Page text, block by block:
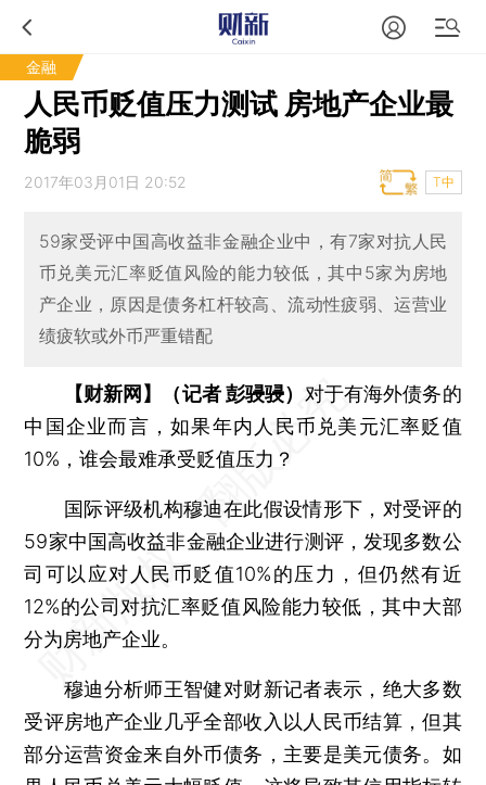
金融
人民币贬值压力测试 房地产企业最
脆弱
2017年03月01日 20:52 T中
59家受评中国高收益非金融企业中，有7家对抗人民
币兑美元汇率贬值风险的能力较低，其中5家为房地
产企业，原因是债务杠杆较高、流动性疲弱、运营业
绩疲软或外币严重错配
【财新网】（记者 彭骎骎） 对于有海外债务的
中国企业而言，如果年内人民币兑美元汇率贬值
10%，谁会最难承受贬值压力？
国际评级机构穆迪在此假设情形下，对受评的
59家中国高收益非金融企业进行测评，发现多数公
司可以应对人民币贬值10%的压力，但仍然有近
12%的公司对抗汇率贬值风险能力较低，其中大部
分为房地产企业。
穆迪分析师王智健对财新记者表示，绝大多数
受评房地产企业几乎全部收入以人民币结算，但其
部分运营资金来自外币债务，主要是美元债务。如